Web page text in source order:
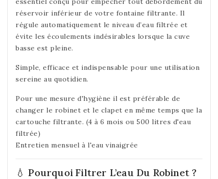
réservoir inférieur de votre fontaine filtrante. Il
régule automatiquement le niveau d’eau filtrée et
évite les écoulements indésirables lorsque la cuve
basse est pleine.
Simple, efficace et indispensable pour une utilisation
sereine au quotidien.
Pour une mesure d'hygiène il est préférable de
changer le robinet et le clapet en même temps que la
cartouche filtrante. (4 à 6 mois ou 500 litres d'eau
filtrée)
Entretien mensuel à l'eau vinaigrée
💧 Pourquoi Filtrer L’eau Du Robinet ?